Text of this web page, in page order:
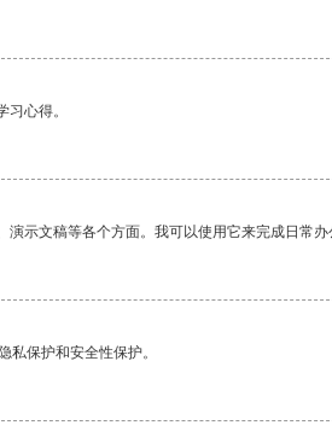
心得。
示文稿等各个方面。我可以使用它来完成日常办
私保护和安全性保护。